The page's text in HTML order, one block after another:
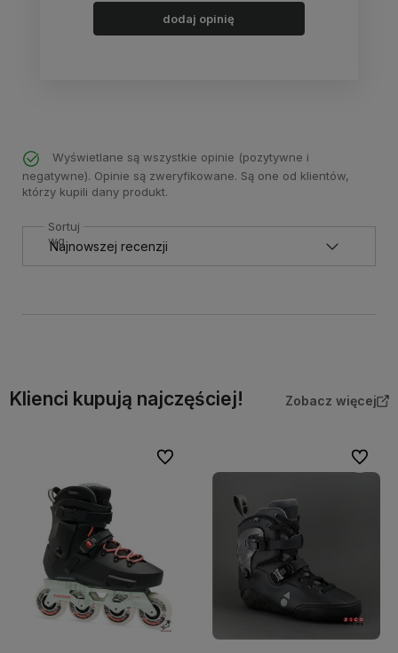
dodaj opinię
Wyświetlane są wszystkie opinie (pozytywne i
negatywne). Opinie są zweryfikowane. Są one od klientów,
którzy kupili dany produkt.
Sortuj
wg
Klienci kupują najczęściej! Zobacz więcej
Do ulubionych Do